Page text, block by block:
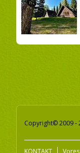
Copyright© 2009 -
KONTAKT